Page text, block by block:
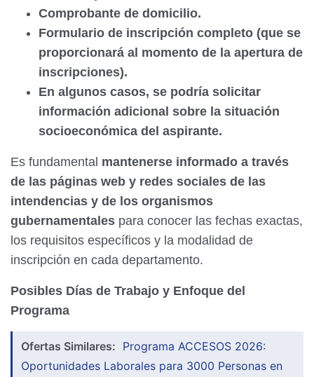
Comprobante de domicilio.
Formulario de inscripción completo (que se
proporcionará al momento de la apertura de
inscripciones).
En algunos casos, se podría solicitar
información adicional sobre la situación
socioeconómica del aspirante.
Es fundamental mantenerse informado a través
de las páginas web y redes sociales de las
intendencias y de los organismos
gubernamentales para conocer las fechas exactas,
los requisitos específicos y la modalidad de
inscripción en cada departamento.
Posibles Días de Trabajo y Enfoque del
Programa
Ofertas Similares: Programa ACCESOS 2026:
Oportunidades Laborales para 3000 Personas en